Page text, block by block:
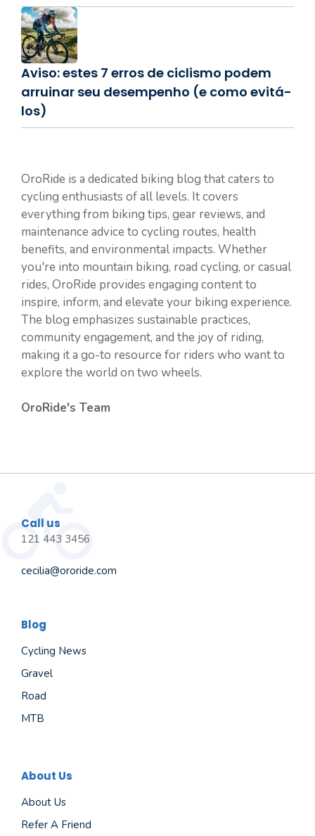
Aviso: estes 7 erros de ciclismo podem
arruinar seu desempenho (e como evitá-
los)
OroRide is a dedicated biking blog that caters to
cycling enthusiasts of all levels. It covers
everything from biking tips, gear reviews, and
maintenance advice to cycling routes, health
benefits, and environmental impacts. Whether
you're into mountain biking, road cycling, or casual
rides, OroRide provides engaging content to
inspire, inform, and elevate your biking experience.
The blog emphasizes sustainable practices,
community engagement, and the joy of riding,
making it a go-to resource for riders who want to
explore the world on two wheels.
OroRide's Team
Call us
121 443 3456
cecilia@ororide.com
Blog
Cycling News
Gravel
Road
MTB
About Us
About Us
Refer A Friend